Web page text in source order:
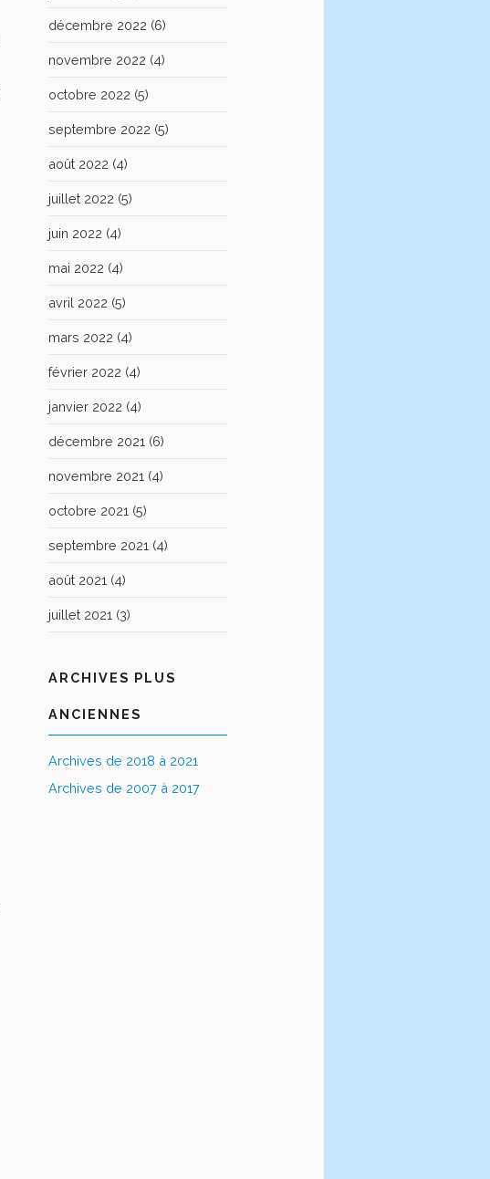
décembre 2022 (6)
novembre 2022 (4)
octobre 2022 (5)
septembre 2022 (5)
août 2022 (4)
juillet 2022 (5)
juin 2022 (4)
mai 2022 (4)
avril 2022 (5)
mars 2022 (4)
février 2022 (4)
janvier 2022 (4)
décembre 2021 (6)
novembre 2021 (4)
octobre 2021 (5)
septembre 2021 (4)
août 2021 (4)
juillet 2021 (3)
ARCHIVES PLUS
ANCIENNES
Archives de 2018 à 2021
Archives de 2007 à 2017